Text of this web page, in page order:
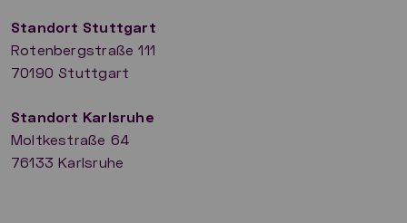
Standort Stuttgart
Rotenbergstraße 111
70190 Stuttgart
​Standort Karlsruhe
Moltkestraße 64
76133 Karlsruhe